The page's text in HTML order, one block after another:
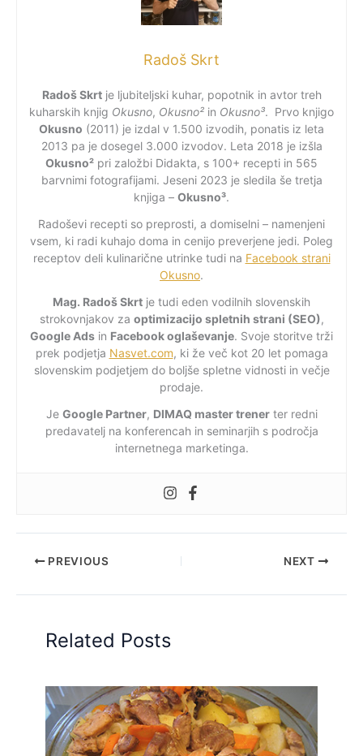
Radoš Skrt
Radoš Skrtje ljubiteljski kuhar, popotnik in avtor treh
kuharskih knjig Okusno, Okusno² in Okusno³. Prvo knjigo
Okusno (2011) je izdal v 1.500 izvodih, ponatis iz leta
2013 pa je dosegel 3.000 izvodov. Leta 2018 je izšla
Okusno² pri založbi Didakta, s 100+ recepti in 565
barvnimi fotografijami. Jeseni 2023 je sledila še tretja
knjiga – Okusno³.
Radoševi recepti so preprosti, a domiselni – namenjeni
vsem, ki radi kuhajo doma in cenijo preverjene jedi. Poleg
receptov deli kulinarične utrinke tudi na Facebook strani
Okusno.
Mag. Radoš Skrt je tudi eden vodilnih slovenskih
strokovnjakov za optimizacijo spletnih strani (SEO),
Google Ads in Facebook oglaševanje. Svoje storitve trži
prek podjetja Nasvet.com, ki že več kot 20 let pomaga
slovenskim podjetjem do boljše spletne vidnosti in večje
prodaje.
Je Google Partner, DIMAQ master trenerter redni
predavatelj na konferencah in seminarjih s področja
internetnega marketinga.
PREVIOUS NEXT
Related Posts